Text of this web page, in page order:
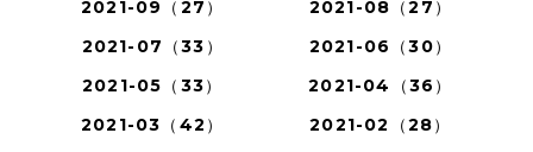
2021-09（27）
2021-08（27）
2021-07（33）
2021-06（30）
2021-05（33）
2021-04（36）
2021-03（42）
2021-02（28）